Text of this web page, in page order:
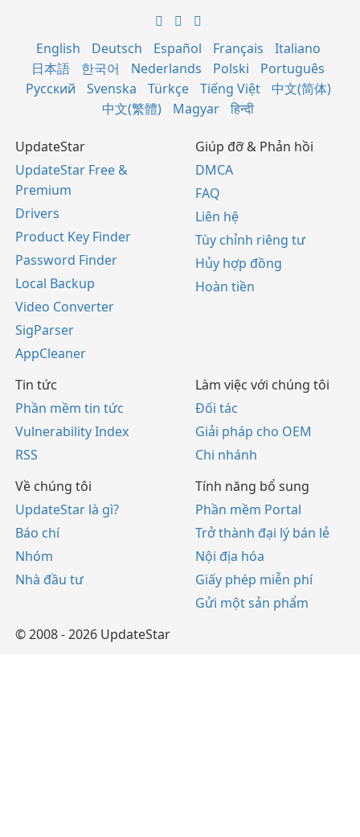
English Deutsch Español Français
Italiano
日本語
한국어 Nederlands Polski
Português
Русский
Svenska Türkçe Tiếng Việt
中文(简体)
中文(繁體)
Magyar हिन्दी
UpdateStar
UpdateStar Free &
Premium
Drivers
Product Key Finder
Password Finder
Local Backup
Video Converter
SigParser
AppCleaner
Giúp đỡ & Phản hồi
DMCA
FAQ
Liên hệ
Tùy chỉnh riêng tư
Hủy hợp đồng
Hoàn tiền
Tin tức
Phần mềm tin tức
Vulnerability Index
RSS
Làm việc với chúng tôi
Đối tác
Giải pháp cho OEM
Chi nhánh
Về chúng tôi
UpdateStar là gì?
Báo chí
Nhóm
Nhà đầu tư
Tính năng bổ sung
Phần mềm Portal
Trở thành đại lý bán lẻ
Nội địa hóa
Giấy phép miễn phí
Gửi một sản phẩm
© 2008 - 2026 UpdateStar